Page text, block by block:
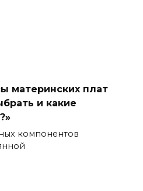
материнских плат
и какие
компонентов